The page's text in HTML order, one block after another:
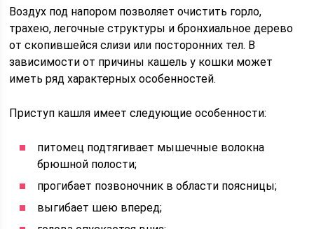
Воздух под напором позволяет очистить горло,
трахею, легочные структуры и бронхиальное дерево
от скопившейся слизи или посторонних тел. В
зависимости от причины кашель у кошки может
иметь ряд характерных особенностей.
Приступ кашля имеет следующие особенности:
питомец подтягивает мышечные волокна
брюшной полости;
прогибает позвоночник в области поясницы;
выгибает шею вперед;